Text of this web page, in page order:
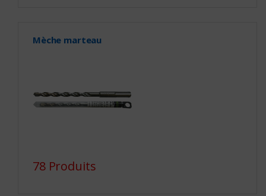
Mèche marteau
78 Produits